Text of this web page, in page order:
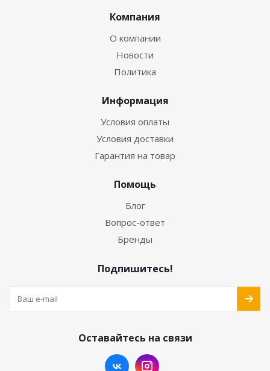
Компания
О компании
Новости
Политика
Информация
Условия оплаты
Условия доставки
Гарантия на товар
Помощь
Блог
Вопрос-ответ
Бренды
Подпишитесь!
Оставайтесь на связи